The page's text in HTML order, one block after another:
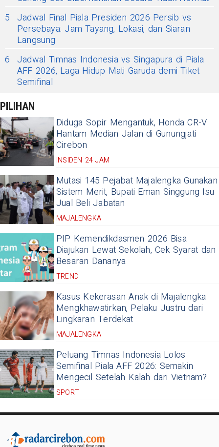
5 Jadwal Final Piala Presiden 2026 Persib vs
Persebaya: Jam Tayang, Lokasi, dan Siaran
Langsung
6 Jadwal Timnas Indonesia vs Singapura di Piala
AFF 2026, Laga Hidup Mati Garuda demi Tiket
Semifinal
PILIHAN
Diduga Sopir Mengantuk, Honda CR-V
Hantam Median Jalan di Gunungjati
Cirebon
INSIDEN 24 JAM
Mutasi 145 Pejabat Majalengka Gunakan
Sistem Merit, Bupati Eman Singgung Isu
Jual Beli Jabatan
MAJALENGKA
PIP Kemendikdasmen 2026 Bisa
Diajukan Lewat Sekolah, Cek Syarat dan
Besaran Dananya
TREND
Kasus Kekerasan Anak di Majalengka
Mengkhawatirkan, Pelaku Justru dari
Lingkaran Terdekat
MAJALENGKA
Peluang Timnas Indonesia Lolos
Semifinal Piala AFF 2026: Semakin
Mengecil Setelah Kalah dari Vietnam?
SPORT